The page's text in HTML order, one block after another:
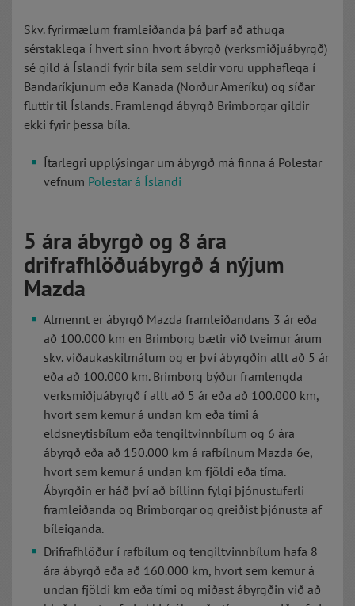
Skv. fyrirmælum framleiðanda þá þarf að athuga
sérstaklega í hvert sinn hvort ábyrgð (verksmiðjuábyrgð)
sé gild á Íslandi fyrir bíla sem seldir voru upphaflega í
Bandaríkjunum eða Kanada (Norður Ameríku) og síðar
fluttir til Íslands. Framlengd ábyrgð Brimborgar gildir
ekki fyrir þessa bíla.
Ítarlegri upplýsingar um ábyrgð má finna á Polestar
vefnum Polestar á Íslandi
5 ára ábyrgð og 8 ára
drifrafhlöðuábyrgð á nýjum
Mazda
Almennt er ábyrgð Mazda framleiðandans 3 ár eða
að 100.000 km en Brimborg bætir við tveimur árum
skv. viðaukaskilmálum og er því ábyrgðin allt að 5 ár
eða að 100.000 km. Brimborg býður framlengda
verksmiðjuábyrgð í allt að 5 ár eða að 100.000 km,
hvort sem kemur á undan km eða tími á
eldsneytisbílum eða tengiltvinnbílum og 6 ára
ábyrgð eða að 150.000 km á rafbílnum Mazda 6e,
hvort sem kemur á undan km fjöldi eða tíma.
Ábyrgðin er háð því að bíllinn fylgi þjónustuferli
framleiðanda og Brimborgar og greiðist þjónusta af
bíleiganda.
Drifrafhlöður í rafbílum og tengiltvinnbílum hafa 8
ára ábyrgð eða að 160.000 km, hvort sem kemur á
undan fjöldi km eða tími og miðast ábyrgðin við að